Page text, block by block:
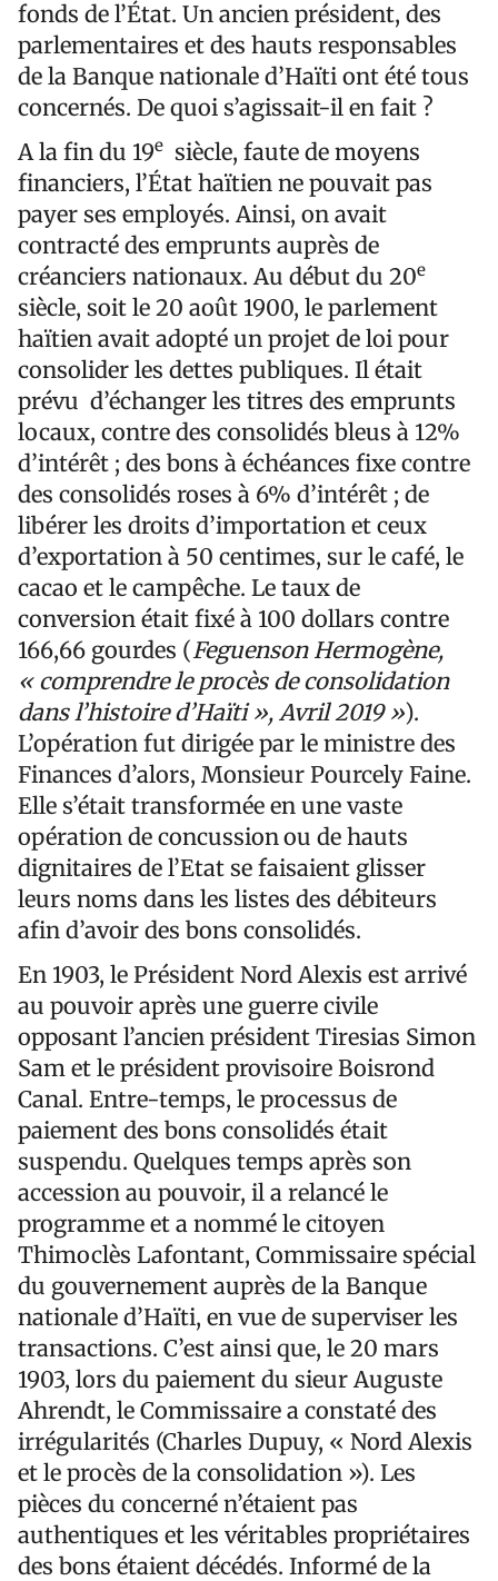
fonds de l’État. Un ancien président, des
parlementaires et des hauts responsables
de la Banque nationale d’Haïti ont été tous
concernés. De quoi s’agissait-il en fait ?
A la fin du 19e siècle, faute de moyens
financiers, l’État haïtien ne pouvait pas
payer ses employés. Ainsi, on avait
contracté des emprunts auprès de
créanciers nationaux. Au début du 20e
siècle, soit le 20 août 1900, le parlement
haïtien avait adopté un projet de loi pour
consolider les dettes publiques. Il était
prévu d’échanger les titres des emprunts
locaux, contre des consolidés bleus à 12%
d’intérêt ; des bons à échéances fixe contre
des consolidés roses à 6% d’intérêt ; de
libérer les droits d’importation et ceux
d’exportation à 50 centimes, sur le café, le
cacao et le campêche. Le taux de
conversion était fixé à 100 dollars contre
166,66 gourdes (Feguenson Hermogène,
« comprendre le procès de consolidation
dans l’histoire d’Haïti », Avril 2019 »).
L’opération fut dirigée par le ministre des
Finances d’alors, Monsieur Pourcely Faine.
Elle s’était transformée en une vaste
opération de concussion ou de hauts
dignitaires de l’Etat se faisaient glisser
leurs noms dans les listes des débiteurs
afin d’avoir des bons consolidés.
En 1903, le Président Nord Alexis est arrivé
au pouvoir après une guerre civile
opposant l’ancien président Tiresias Simon
Sam et le président provisoire Boisrond
Canal. Entre-temps, le processus de
paiement des bons consolidés était
suspendu. Quelques temps après son
accession au pouvoir, il a relancé le
programme et a nommé le citoyen
Thimoclès Lafontant, Commissaire spécial
du gouvernement auprès de la Banque
nationale d’Haïti, en vue de superviser les
transactions. C’est ainsi que, le 20 mars
1903, lors du paiement du sieur Auguste
Ahrendt, le Commissaire a constaté des
irrégularités (Charles Dupuy, « Nord Alexis
et le procès de la consolidation »). Les
pièces du concerné n’étaient pas
authentiques et les véritables propriétaires
des bons étaient décédés. Informé de la